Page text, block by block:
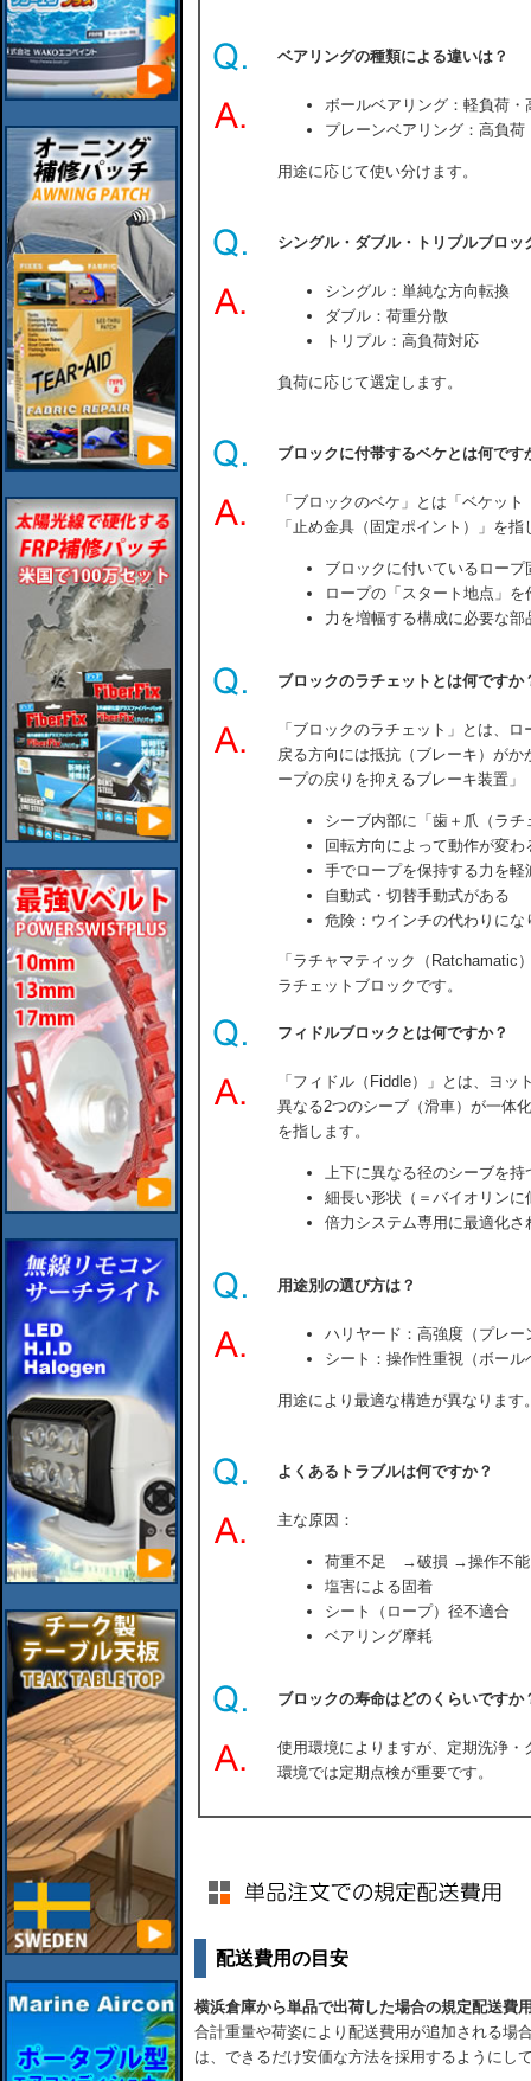
ベアリングの種類による違いは？
ボールベアリング：軽負荷・
プレーンベアリング：高負荷
用途に応じて使い分けます。
シングル・ダブル・トリプルブロッ
シングル：単純な方向転換
ダブル：荷重分散
トリプル：高負荷対応
負荷に応じて選定します。
ブロックに付帯するベケとは何です
「ブロックのベケ」とは「ベケッ
「止め金具（固定ポイント）」を指
ブロックに付いているロー
ロープの「スタート地点」を
力を増幅する構成に必要な部
ブロックのラチェットとは何ですか
「ブロックのラチェット」とは、
戻る方向には抵抗（ブレーキ）が
ープの戻りを抑えるブレーキ装置」
シーブ内部に「歯＋爪（ラチ
回転方向によって動作が変わ
手でロープを保持する力を軽
自動式・切替手動式がある
危険：ウインチの代わりにな
「ラチャマティック（Ratchamatic
ラチェットブロックです。
フィドルブロックとは何ですか？
「フィドル（Fiddle）」とは、ヨ
異なる2つのシーブ（滑車）が一体
を指します。
上下に異なる径のシーブを
細長い形状（＝バイオリンに
倍力システム専用に最適化さ
用途別の選び方は？
ハリヤード：高強度（プレー
シート：操作性重視（ボール
用途により最適な構造が異なります
よくあるトラブルは何ですか？
主な原因：
荷重不足 →破損 →操作不
塩害による固着
シート（ロープ）径不適合
ベアリング摩耗
ブロックの寿命はどのくらいですか
使用環境によりますが、定期洗浄
環境では定期点検が重要です。
配送費用の目安
横浜倉庫から単品で出荷した場合の規定配送費
合計重量や荷姿により配送費用が追加される場
は、できるだけ安価な方法を採用するようにし